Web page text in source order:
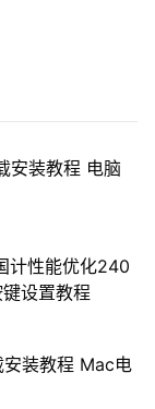
安装教程 电脑
计性能优化240
设置教程
装教程 Mac电